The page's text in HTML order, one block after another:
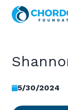
Skip to Main
5/30/2024